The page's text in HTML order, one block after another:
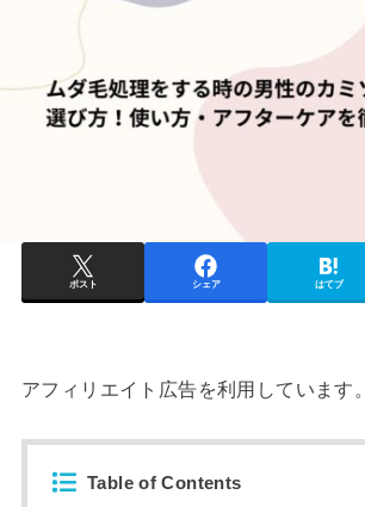
ポスト シェア はてブ
アフィリエイト広告を利用しています。
Table of Contents